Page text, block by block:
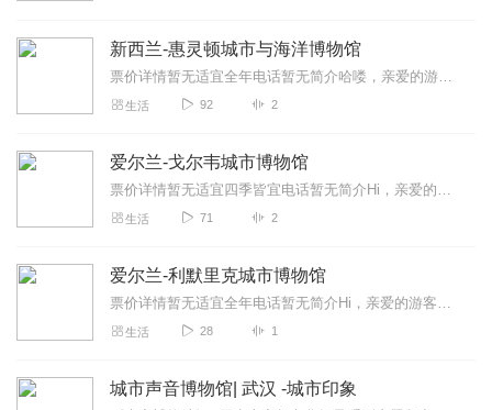
新西兰-惠灵顿城市与海洋博物馆
票价详情暂无适宜全年电话暂无简介哈喽，亲爱的游客朋友，我们面前的这栋卡其色的三层建筑，就是新西兰最有看头的博物馆之一——惠灵顿城市与海洋博物馆了。...
生活 92 2
爱尔兰-戈尔韦城市博物馆
票价详情暂无适宜四季皆宜电话暂无简介Hi，亲爱的大人，欢迎您造访戈尔韦城市博物馆。小的已恭候多时，既然您来到美丽的爱尔兰，小的就得尽尽地主之谊了。...
生活 71 2
爱尔兰-利默里克城市博物馆
票价详情暂无适宜全年电话暂无简介Hi，亲爱的游客朋友，欢迎您造访利默里克城市博物馆。既然您来到美丽的爱尔兰，小秘书就得尽尽地主之谊了。接下来的这段...
生活 28 1
城市声音博物馆| 武汉 -城市印象